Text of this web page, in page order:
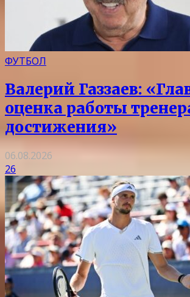
ФУТБОЛ
Валерий Газзаев:
оценка работы
достижения»
06.08.2026
26